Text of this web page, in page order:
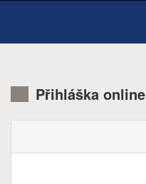
Přihláška online